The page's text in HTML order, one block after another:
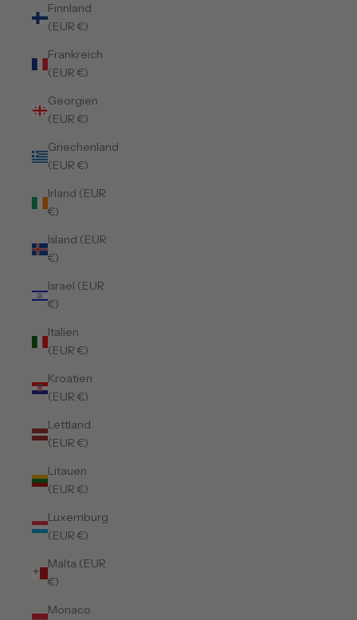
Finnland
(EUR €)
Frankreich
(EUR €)
Georgien
(EUR €)
Griechenland
(EUR €)
Irland (EUR
€)
Island (EUR
€)
Israel (EUR
€)
Italien
(EUR €)
Kroatien
(EUR €)
Lettland
(EUR €)
Litauen
(EUR €)
Luxemburg
(EUR €)
Malta (EUR
€)
Monaco